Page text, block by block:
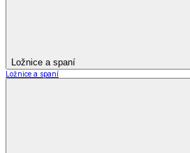
Ložnice a spaní
Ložnice a spaní